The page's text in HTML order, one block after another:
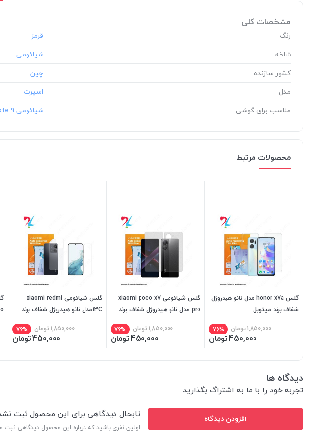
مشخصات کلی
رنگ
شاخه
کشور سازنده
مدل
مناسب برای گوشی
محصولات مرتبط
گلس honor x7a مدل نانو هیدروژل
شفاف برند میتوبل
1,850,000تومان 76%
450,000تومان
گلس شیائومی xiaomi poco x7
pro مدل نانو هیدروژل شفاف برند
1,850,000تومان 76%
450,000تومان
گلس شیائومی xiaomi redmi
13Cمدل نانو هیدروژل شفاف برند
1,850,000تومان 76%
450,000تومان
دیدگاه ها
تجربه خود را با ما به اشتراگ بگذارید
افزودن دیدگاه تابحال دیدگاهی برای این محصول ثبت
اولین نفری باشید که درباره این محصول دیدگاهی ثبت